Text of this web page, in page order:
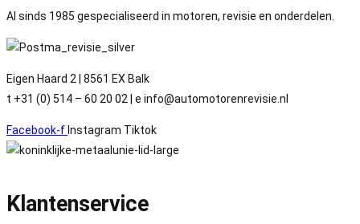
Al sinds 1985 gespecialiseerd in motoren, revisie en onderdelen.
Eigen Haard 2 | 8561 EX Balk
t +31 (0) 514 – 60 20 02 | e info@automotorenrevisie.nl
Facebook-f Instagram Tiktok
Klantenservice